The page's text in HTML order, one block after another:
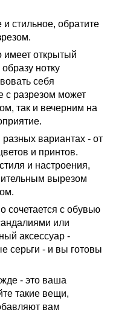
стильное, обратите
имеет открытый
нотку
себя
с разрезом может
так и вечерним на
вариантах - от
и принтов.
и настроения,
вырезом
сочетается с обувью
или
аксессуар -
серьги - и вы готовы
- это ваша
такие вещи,
вам